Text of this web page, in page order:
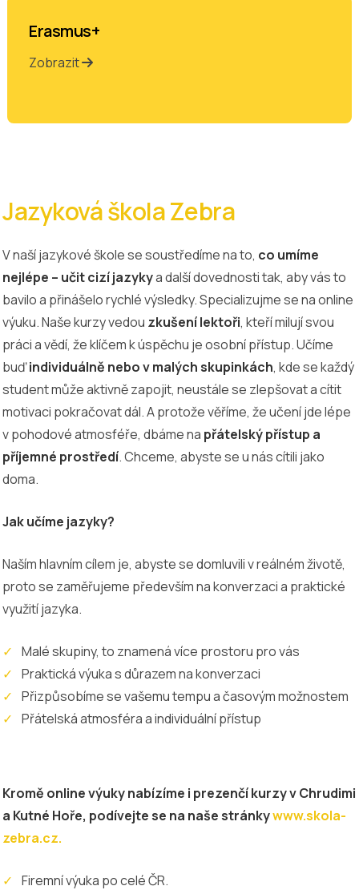
Erasmus+
Zobrazit
Jazyková škola Zebra
V naší jazykové škole se soustředíme na to, co umíme
nejlépe – učit cizí jazykya další dovednosti tak, aby vás to
bavilo a přinášelo rychlé výsledky. Specializujme se na online
výuku. Naše kurzy vedou zkušení lektoři, kteří milují svou
práci a vědí, že klíčem k úspěchu je osobní přístup. Učíme
buďindividuálně nebo v malých skupinkách, kde se každý
student může aktivně zapojit, neustále se zlepšovat a cítit
motivaci pokračovat dál. A protože věříme, že učení jde lépe
v pohodové atmosféře, dbáme na přátelský přístup a
příjemné prostředí. Chceme, abyste se u nás cítili jako
doma.
Jak učíme jazyky?
Naším hlavním cílem je, abyste se domluvili v reálném životě,
proto se zaměřujeme především na konverzaci a praktické
využití jazyka.
Malé skupiny, to znamená více prostoru pro vás
Praktická výuka s důrazem na konverzaci
Přizpůsobíme se vašemu tempu a časovým možnostem
Přátelská atmosféra a individuální přístup
Kromě online výuky nabízíme i prezenčí kurzy v Chrudimi
a Kutné Hoře, podívejte se na naše stránkywww.skola-
zebra.cz.
Firemní výuka po celé ČR.